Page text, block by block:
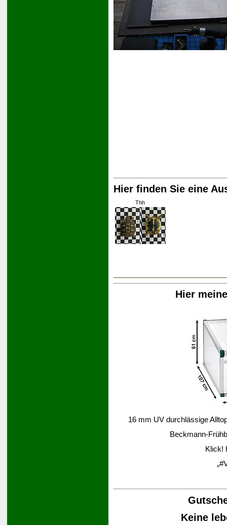
Hier finden Sie eine
Thh
Hier
16 mm UV durchlässige
Beckmann-
Klick!
Keine